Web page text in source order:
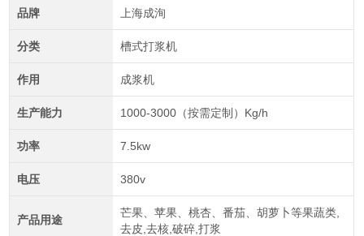
品牌 上海成洵
分类 槽式打浆机
作用 成浆机
生产能力 1000-3000（按需定制）Kg/h
功率 7.5kw
电压 380v
产品用途
芒果、苹果、桃杏、番茄、胡萝卜等果蔬类,
去皮,去核,破碎,打浆